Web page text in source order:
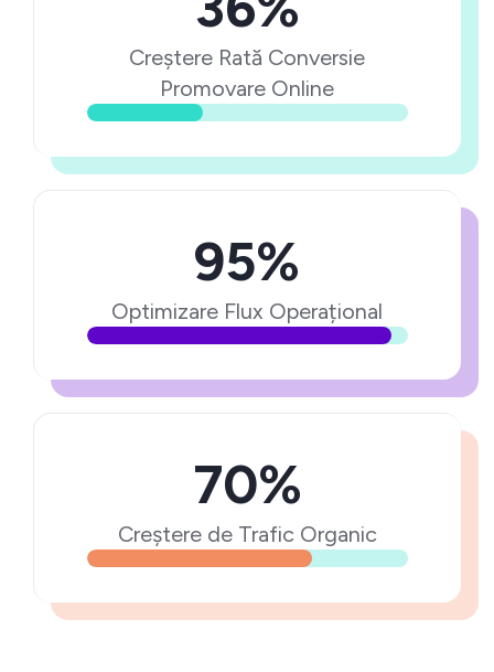
Creștere Rată Conversie
Promovare Online
95%
Optimizare Flux Operațional
70%
Creștere de Trafic Organic